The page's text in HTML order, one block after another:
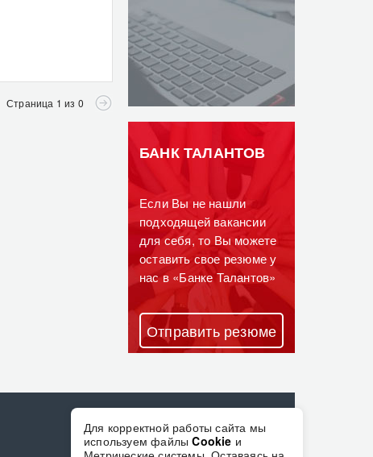
Страница 1 из 0
БАНК ТАЛАНТОВ
Если Вы не нашли
подходящей вакансии
для себя, то Вы можете
оставить свое резюме у
нас в «Банке Талантов»
Отправить резюме
VkontakteOdnoklassniki
Telegram
Для корректной работы сайта мы
используем файлыCookie и